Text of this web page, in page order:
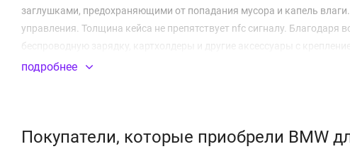
заглушками, предохраняющими от попадания мусора и капель
управления. Толщина кейса не препятствует nfc сигналу.
беспроводную зарядку, картхолдеры и другие аксессуары с
упаковке от производителя CG Mobile.
подробнее
Покупатели, которые приобрели BMW